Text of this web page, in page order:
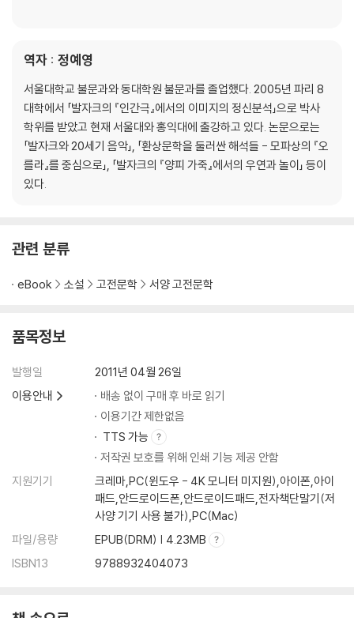
역자 : 정예영
서울대학교 불문과와 동대학원 불문과를 졸업했다. 2005년 파리 8
대학에서 「발자크의 『인간극』에서의 이미지의 정신분석」으로 박사
학위를 받았고 현재 서울대와 홍익대에 출강하고 있다. 논문으로는
「발자크와 20세기 음악」, 「환상문학을 둘러싼 해석들 - 모파상의 『오
를라』를 중심으로」, 「발자크의 『양피 가죽』에서의 우연과 놀이」 등이
있다.
관련 분류
eBook 소설 고전문학 서양 고전문학
품목정보
발행일
2011년 04월 26일
이용안내
배송 없이 구매 후 바로 읽기
이용기간 제한없음
TTS 가능
저작권 보호를 위해 인쇄 기능 제공 안함
지원기기
크레마,PC(윈도우 - 4K 모니터 미지원),아이폰,아이
패드,안드로이드폰,안드로이드패드,전자책단말기(저
사양 기기 사용 불가),PC(Mac)
파일/용량
EPUB(DRM) | 4.23MB
ISBN13
9788932404073